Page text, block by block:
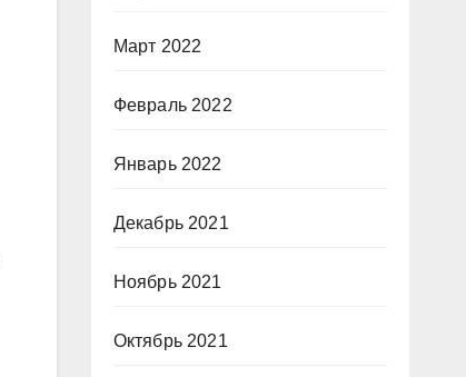
Март 2022
Февраль 2022
Январь 2022
Декабрь 2021
Ноябрь 2021
Октябрь 2021